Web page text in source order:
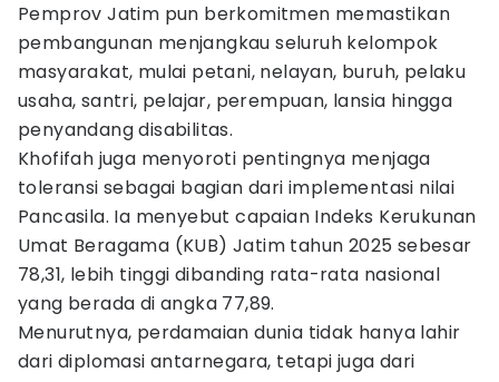
Pemprov Jatim pun berkomitmen memastikan
pembangunan menjangkau seluruh kelompok
masyarakat, mulai petani, nelayan, buruh, pelaku
usaha, santri, pelajar, perempuan, lansia hingga
penyandang disabilitas.
Khofifah juga menyoroti pentingnya menjaga
toleransi sebagai bagian dari implementasi nilai
Pancasila. Ia menyebut capaian Indeks Kerukunan
Umat Beragama (KUB) Jatim tahun 2025 sebesar
78,31, lebih tinggi dibanding rata-rata nasional
yang berada di angka 77,89.
Menurutnya, perdamaian dunia tidak hanya lahir
dari diplomasi antarnegara, tetapi juga dari